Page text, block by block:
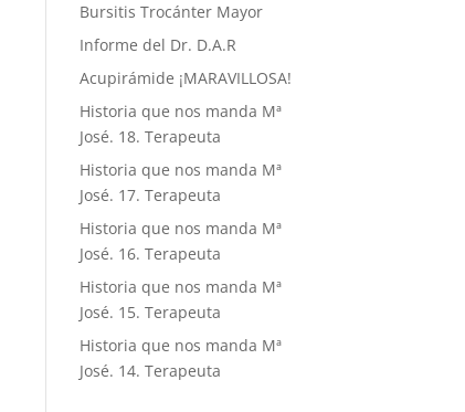
Bursitis Trocánter Mayor
Informe del Dr. D.A.R
Acupirámide ¡MARAVILLOSA!
Historia que nos manda Mª
José. 18. Terapeuta
Historia que nos manda Mª
José. 17. Terapeuta
Historia que nos manda Mª
José. 16. Terapeuta
Historia que nos manda Mª
José. 15. Terapeuta
Historia que nos manda Mª
José. 14. Terapeuta